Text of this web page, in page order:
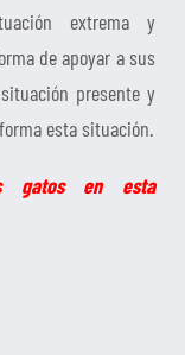
extrema y
de apoyar a sus
presente y
esta situación.
gatos en esta